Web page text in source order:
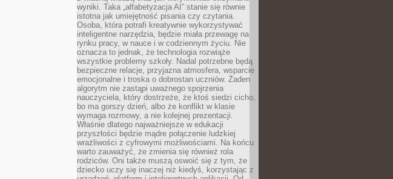
wyniki. Taka „alfabetyzacja AI” stanie się równie
istotna jak umiejętność pisania czy czytania.
Osoba, która potrafi kreatywnie wykorzystywać
inteligentne narzędzia, będzie miała przewagę na
rynku pracy, w nauce i w codziennym życiu. Nie
oznacza to jednak, że technologia rozwiąże
wszystkie problemy szkoły. Nadal potrzebne będą
bezpieczne relacje, przyjazna atmosfera, wsparcie
emocjonalne i troska o dobrostan uczniów. Żaden
algorytm nie zastąpi uważnego spojrzenia
nauczyciela, który dostrzeże, że ktoś siedzi cicho,
bo ma gorszy dzień, albo że konflikt w klasie
wymaga rozmowy, a nie kolejnej prezentacji.
Właśnie dlatego najważniejsze w edukacji
przyszłości będzie mądre połączenie ludzkiej
wrażliwości z cyfrowymi możliwościami. Na końcu
warto zauważyć, że zmienia się również rola
rodziców. Oni także muszą oswoić się z tym, że
dziecko uczy się inaczej niż kiedyś, korzystając z